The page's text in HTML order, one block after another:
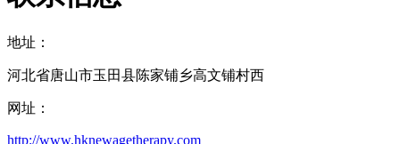
地址：
河北省唐山市玉田县陈家铺乡高文铺村西
网址：
http://www.hknewagetherapy.com